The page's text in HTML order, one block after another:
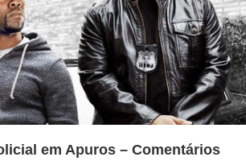
em Apuros – Comentários